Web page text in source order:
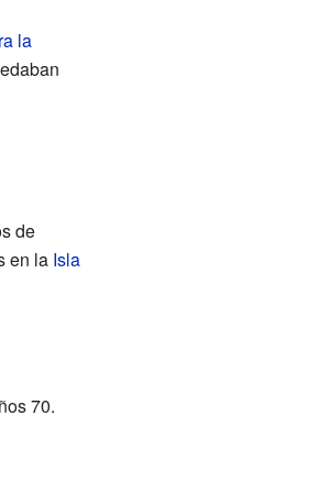
la
de
en la Isla
70.